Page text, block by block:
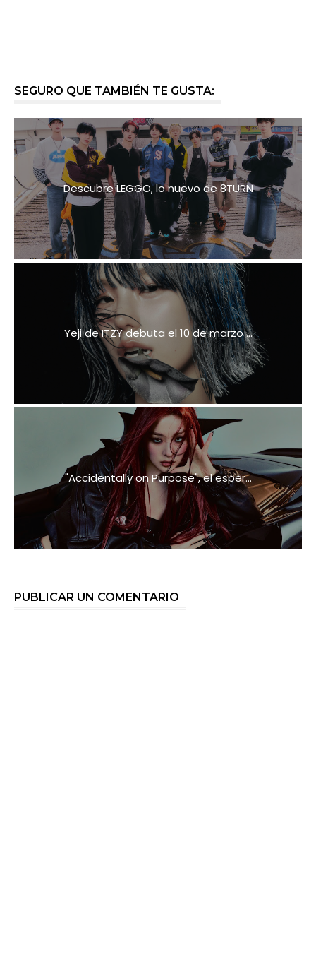
SEGURO QUE TAMBIÉN TE GUSTA:
Descubre LEGGO, lo nuevo de 8TURN
Yeji de ITZY debuta el 10 de marzo ...
"Accidentally on Purpose", el esper...
PUBLICAR UN COMENTARIO